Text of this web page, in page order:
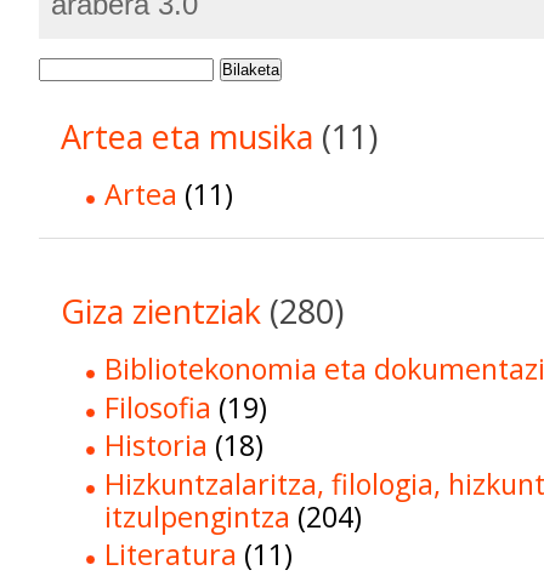
Bilaketa
Artea eta musika (11)
Artea (11)
Giza zientziak (280)
Bibliotekonomia eta
Filosofia (19)
Historia (18)
Hizkuntzalaritza, filologia,
itzulpengintza (204)
Literatura (11)